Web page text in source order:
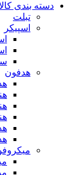
دسته بندی
تبلت
اسپیکر
هدفون